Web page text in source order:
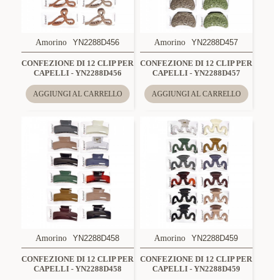
Amorino YN2288D456
CONFEZIONE DI 12 CLIP PER
CAPELLI - YN2288D456
AGGIUNGI AL CARRELLO
Amorino YN2288D457
CONFEZIONE DI 12 CLIP PER
CAPELLI - YN2288D457
AGGIUNGI AL CARRELLO
Amorino YN2288D458
CONFEZIONE DI 12 CLIP PER
CAPELLI - YN2288D458
Amorino YN2288D459
CONFEZIONE DI 12 CLIP PER
CAPELLI - YN2288D459